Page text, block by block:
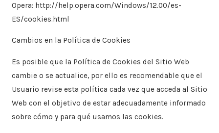
Opera: http://help.opera.com/Windows/12.00/es-
ES/cookies.html
Cambios en la Política de Cookies
Es posible que la Política de Cookies del Sitio Web
cambie o se actualice, por ello es recomendable que el
Usuario revise esta política cada vez que acceda al Sitio
Web con el objetivo de estar adecuadamente informado
sobre cómo y para qué usamos las cookies.